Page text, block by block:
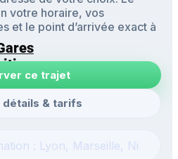
votre horaire, vos
et le point d’arrivée exact à
ce trajet
détails & tarifs